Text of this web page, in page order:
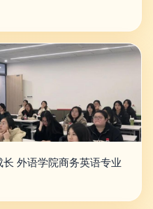
外语学院商务英语专业